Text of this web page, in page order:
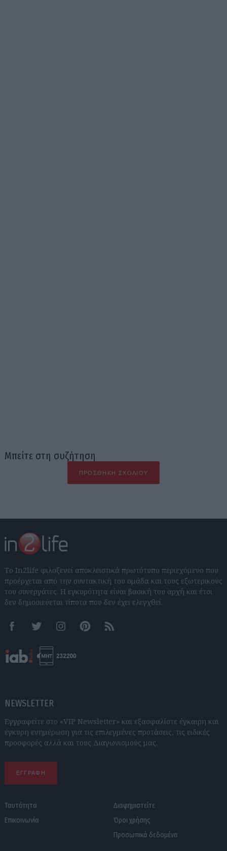
Μπείτε στη συζήτηση
ΠΡΟΣΘΉΚΗ ΣΧΟΛΊΟΥ
Το In2life φιλοξενεί αποκλειστικά πρωτότυπο περιεχόμενο που
προέρχεται από την συντακτική του ομάδα και τους εξωτερικούς
του συνεργάτες. Η εγκυρότητα είναι βασική του αρχή και έτσι
δεν δημοσιεύεται τίποτα που δεν έχει ελεγχθεί.
FacebookTwitter InstagramPinterestRSS feeds
NEWSLETTER
Εγγραφείτε στο «VIP Newsletter» και εξασφαλίστε έγκαιρη και
έγκυρη ενημέρωση για τις επιλεγμένες προτάσεις, τις ειδικές
προσφορές αλλά και τους Διαγωνισμούς μας.
ΕΓΓΡΑΦΗ
Ταυτότητα
Επικοινωνία
Διαφημιστείτε
Όροι χρήσης
Προσωπικά δεδομένα